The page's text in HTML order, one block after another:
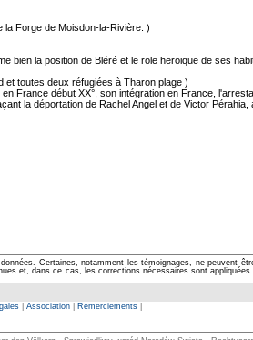
la Forge de Moisdon-la-Rivière. )
bien la position de Bléré et le role heroique de ses
et toutes deux réfugiées à Tharon plage )
France début XX°, son intégration en France,
la déportation de Rachel Angel et de Victor Pérahia,
Certaines, notamment les témoignages, ne peuvent
et, dans ce cas, les corrections nécessaires sont
Association Remerciements